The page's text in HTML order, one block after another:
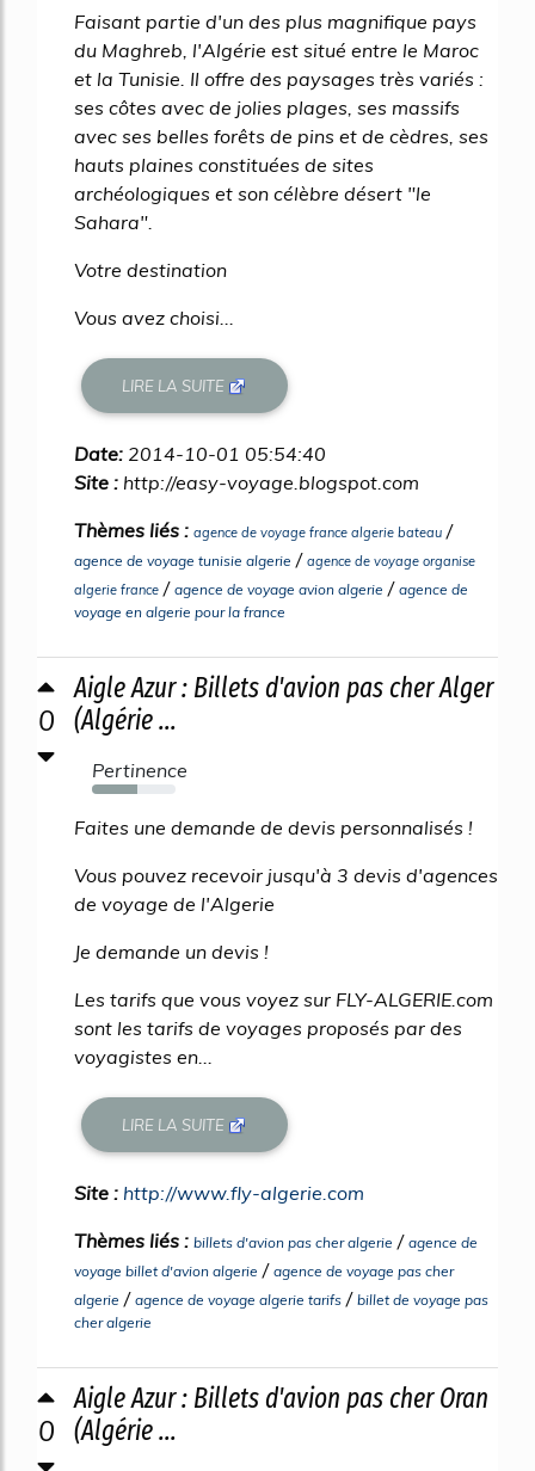
Faisant partie d'un des plus magnifique pays
du Maghreb, l'Algérie est situé entre le Maroc
et la Tunisie. Il offre des paysages très variés :
ses côtes avec de jolies plages, ses massifs
avec ses belles forêts de pins et de cèdres, ses
hauts plaines constituées de sites
archéologiques et son célèbre désert "le
Sahara".
Votre destination
Vous avez choisi...
LIRE LA SUITE
Date: 2014-10-01 05:54:40
Site : http://easy-voyage.blogspot.com
Thèmes liés : agence de voyage france algerie bateau /
agence de voyage tunisie algerie / agence de voyage organise
algerie france / agence de voyage avion algerie / agence de
voyage en algerie pour la france
0
Aigle Azur : Billets d'avion pas cher Alger
(Algérie ...
Pertinence
54%
Faites une demande de devis personnalisés !
Vous pouvez recevoir jusqu'à 3 devis d'agences
de voyage de l'Algerie
Je demande un devis !
Les tarifs que vous voyez sur FLY-ALGERIE.com
sont les tarifs de voyages proposés par des
voyagistes en...
LIRE LA SUITE
Site : http://www.fly-algerie.com
Thèmes liés : billets d'avion pas cher algerie / agence de
voyage billet d'avion algerie / agence de voyage pas cher
algerie / agence de voyage algerie tarifs / billet de voyage pas
cher algerie
0
Aigle Azur : Billets d'avion pas cher Oran
(Algérie ...